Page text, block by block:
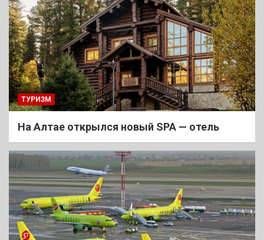
ТУРИЗМ
На Алтае открылся новый SPA — отель